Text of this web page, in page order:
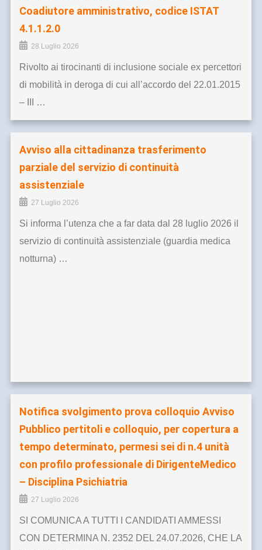
Coadiutore amministrativo, codice ISTAT
4.1.1.2.0
28 Luglio 2026
Rivolto ai tirocinanti di inclusione sociale ex percettori
di mobilità in deroga di cui all’accordo del 22.01.2015
– III …
Avviso alla cittadinanza trasferimento
parziale del servizio di continuità
assistenziale
27 Luglio 2026
Si informa l’utenza che a far data dal 28 luglio 2026 il
servizio di continuità assistenziale (guardia medica
notturna) …
Notifica svolgimento prova colloquio Avviso
Pubblico pertitoli e colloquio, per copertura a
tempo determinato, permesi sei di n.4 unità
con profilo professionale di DirigenteMedico
– Disciplina Psichiatria
27 Luglio 2026
SI COMUNICA A TUTTI I CANDIDATI AMMESSI
CON DETERMINA N. 2352 DEL 24.07.2026, CHE LA